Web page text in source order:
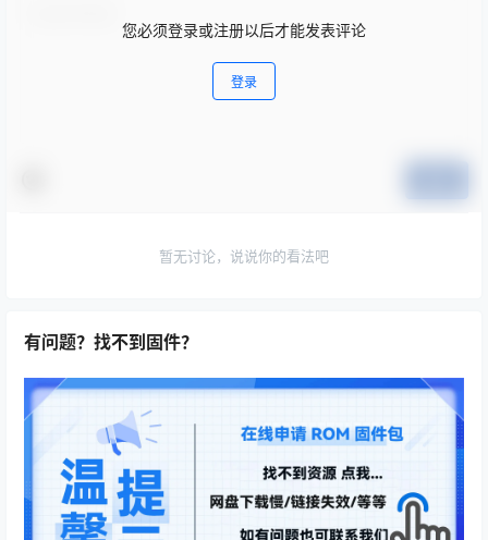
您必须登录或注册以后才能发表评论
登录
暂无讨论，说说你的看法吧
有问题？找不到固件？